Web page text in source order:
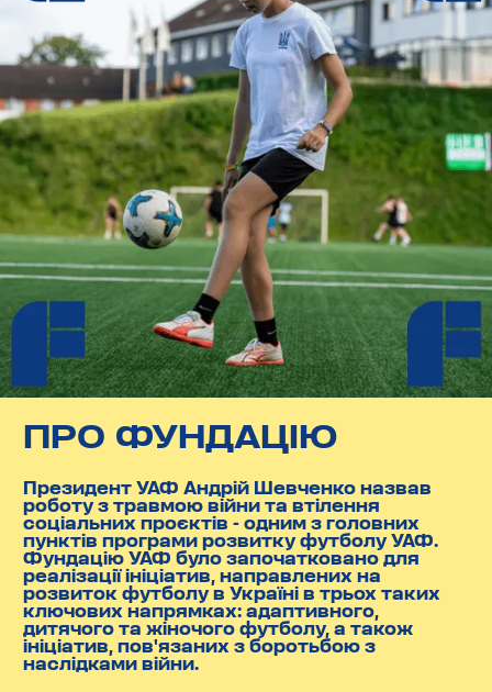
ПРО ФУНДАЦІЮ
Президент УАФ Андрій Шевченко назвав
роботу з травмою війни та втілення
соціальних проєктів - одним з головних
пунктів програми розвитку футболу УАФ.
Фундацію УАФ було започатковано для
реалізації ініціатив, направлених на
розвиток футболу в Україні в трьох таких
ключових напрямках: адаптивного,
дитячого та жіночого футболу, а також
ініціатив, пов'язаних з боротьбою з
наслідками війни.